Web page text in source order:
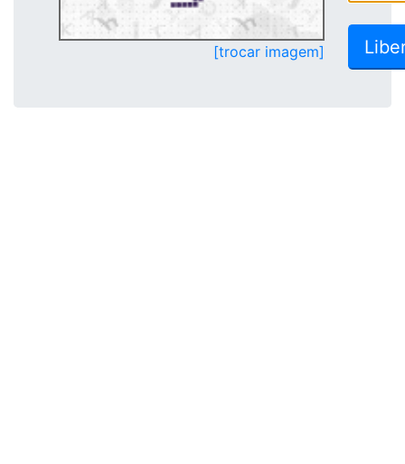
[trocar imagem]